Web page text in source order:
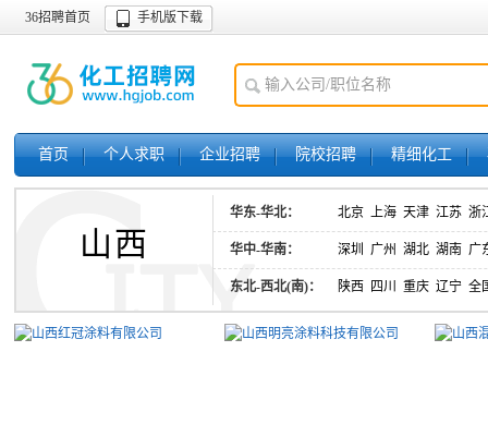
36招聘首页 手机版下载
首页 个人求职 企业招聘 院校招聘 精细化工
山西
华东-华北： 北京 上海 天津 江苏 浙
华中-华南： 深圳 广州 湖北 湖南 广
东北-西北(南)： 陕西 四川 重庆 辽宁 全